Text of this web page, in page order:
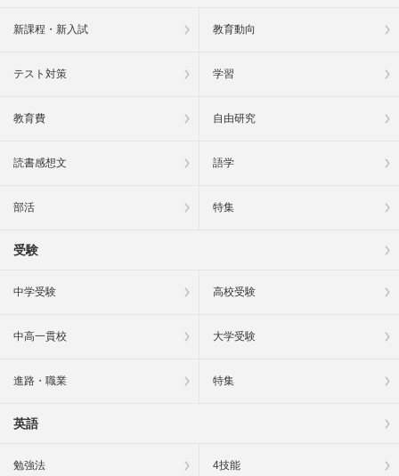
新課程・新入試 教育動向
テスト対策 学習
教育費 自由研究
読書感想文 語学
部活 特集
受験
中学受験 高校受験
中高一貫校 大学受験
進路・職業 特集
英語
勉強法 4技能